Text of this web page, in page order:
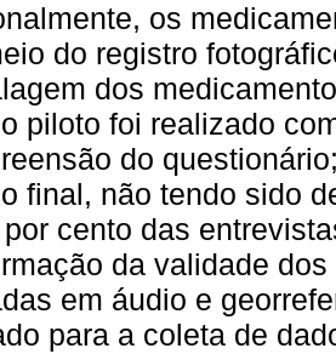
os
do registro
dos
piloto foi realizado
do
final, não tendo sido
cento das
da validade
em áudio e
para a coleta de